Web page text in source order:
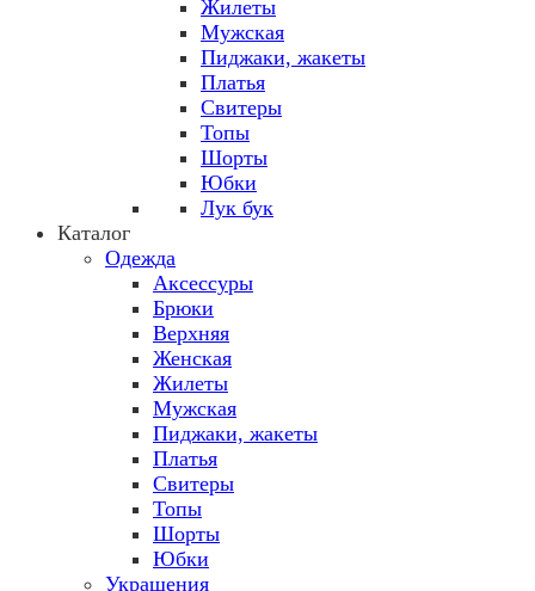
Жилеты
Мужская
Пиджаки, жакеты
Платья
Свитеры
Топы
Шорты
Юбки
Лук бук
Каталог
Одежда
Аксессуры
Брюки
Верхняя
Женская
Жилеты
Мужская
Пиджаки, жакеты
Платья
Свитеры
Топы
Шорты
Юбки
Украшения